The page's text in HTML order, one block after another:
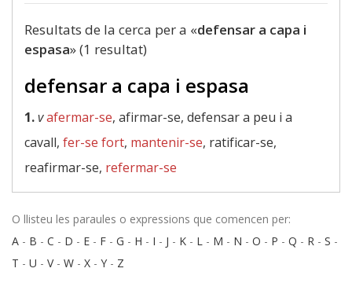
Resultats de la cerca per a «defensar a capa i
espasa» (1 resultat)
defensar a capa i espasa
1.vafermar-se, afirmar-se, defensar a peu i a
cavall, fer-se fort, mantenir-se, ratificar-se,
reafirmar-se, refermar-se
O llisteu les paraules o expressions que comencen per:
A - B - C - D - E - F - G - H - I - J - K - L - M - N - O - P - Q - R - S -
T - U - V- W - X - Y - Z